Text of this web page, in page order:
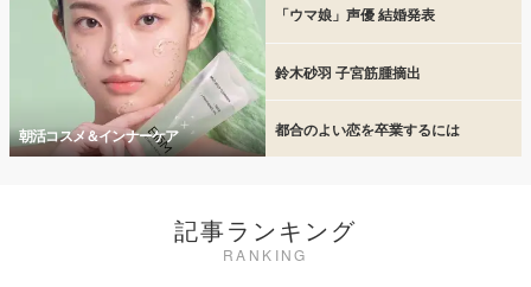
朝活コスメ＆インナーケア
「ウマ娘」声優 結婚発表
鈴木砂羽 子宮筋腫摘出
都合のよい恋を卒業するには
記事ランキング
RANKING